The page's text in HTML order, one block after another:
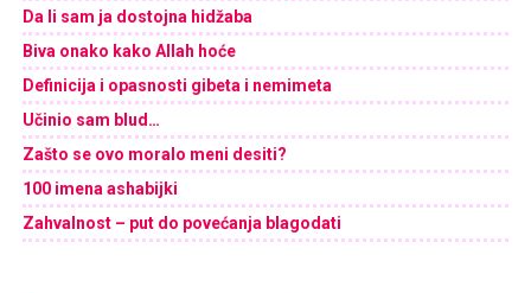
Da li sam ja dostojna hidžaba
Biva onako kako Allah hoće
Definicija i opasnosti gibeta i nemimeta
Učinio sam blud…
Zašto se ovo moralo meni desiti?
100 imena ashabijki
Zahvalnost – put do povećanja blagodati